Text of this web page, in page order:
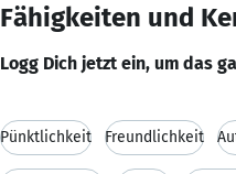
Fähigkeiten und
Logg Dich jetzt ein, um das
Pünktlichkeit Freundlichkeit